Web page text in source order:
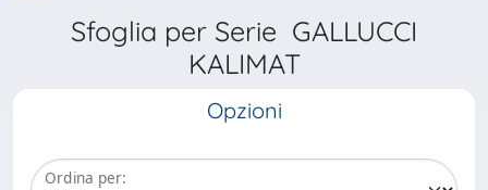
Sfoglia per Serie GALLUCCI
KALIMAT
Opzioni
Ordina per: